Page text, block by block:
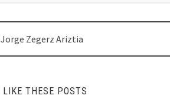
Jorge Zegerz Ariztia
LIKE THESE POSTS